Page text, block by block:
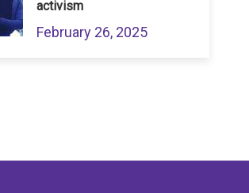
activism
February 26, 2025